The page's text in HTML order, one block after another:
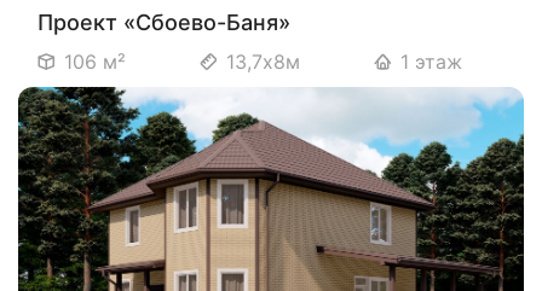
Проект «Сбоево-Баня»
106 м² 13,7х8м 1 этаж